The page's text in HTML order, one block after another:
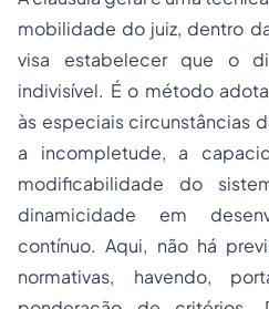
mobilidade do juiz, dentro
visa estabelecer que o
indivisível. É o método
às especiais circunstâncias
a incompletude, a
modificabilidade do
dinamicidade em
contínuo. Aqui, não há
normativas, havendo,